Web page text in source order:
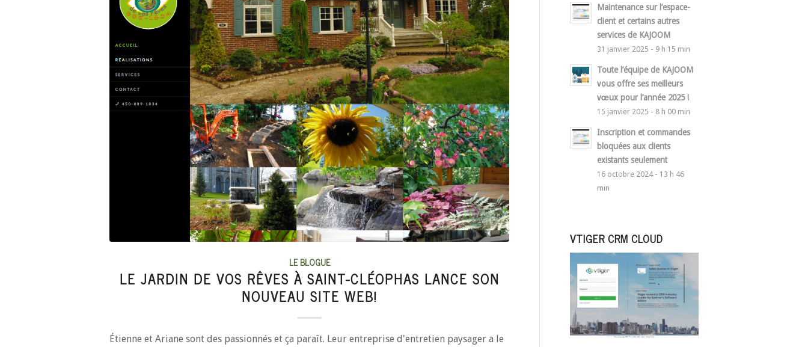
LE BLOGUE
LE JARDIN DE VOS RÊVES À SAINT-CLÉOPHAS LANCE SON
NOUVEAU SITE WEB!
Étienne et Ariane sont des passionnés et ça paraît. Leur entreprise d'entretien paysager a le
Maintenance sur l’espace-
client et certains autres
services de KAJOOM
31 janvier 2025 - 9 h 15 min
Toute l’équipe de KAJOOM
vous offre ses meilleurs
vœux pour l’année 2025 !
15 janvier 2025 - 8 h 00 min
Inscription et commandes
bloquées aux clients
existants seulement
16 octobre 2024 - 13 h 46
min
VTIGER CRM CLOUD